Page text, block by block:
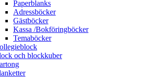
Paperblanks
Adressböcker
Gästböcker
Kassa /Bokföringböcker
Temaböcker
och blockkuber